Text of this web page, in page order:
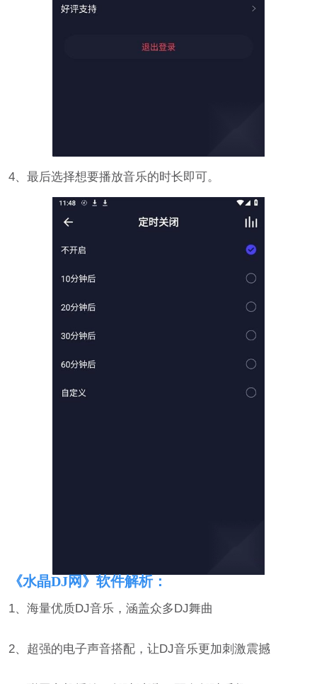
4、最后选择想要播放音乐的时长即可。
《水晶DJ网》软件解析：
1、海量优质DJ音乐，涵盖众多DJ舞曲
2、超强的电子声音搭配，让DJ音乐更加刺激震撼